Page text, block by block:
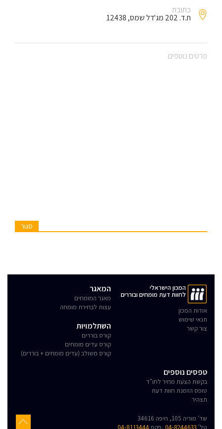
כתובת
ת.ד. 202 מג'דל שמס, 12438
פרטים נוספים
סגור
המכון הישראלי
לחוות דעת מומחים ובוררים
אודות המכון
תנאי שימוש
צור קשר
המאגר
מאגר המומחים
עצות לבחירת מומחה
השתלמויות
קורס בוררים
קורס עדים מומחים
קורס משולב (עדים מומחים + בוררים)
טפסים נוספים
בקשת הצעת מחיר לחו"ד
טופס הזמנת חוות דעת
תצהיר
שד' מוריה 105, חיפה 34616
טל' 04-8244633 ,פקס 04-8113444